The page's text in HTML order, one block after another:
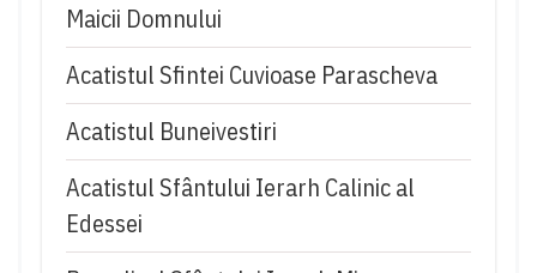
Maicii Domnului
Acatistul Sfintei Cuvioase Parascheva
Acatistul Buneivestiri
Acatistul Sfântului Ierarh Calinic al
Edessei